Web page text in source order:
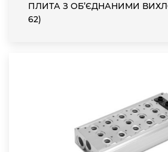
ПЛИТА З ОБ’ЄДНАНИМИ
62)